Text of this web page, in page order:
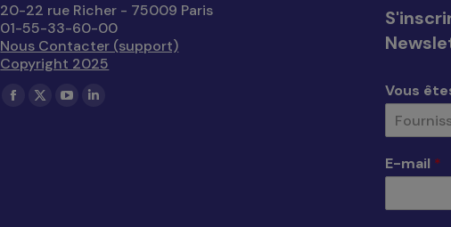
20-22 rue Richer - 75009 Paris
01-55-33-60-00
Nous Contacter (support)
Copyright 2025
Trouvez nous sur :
La
La
La
La
Vous
E-mail *